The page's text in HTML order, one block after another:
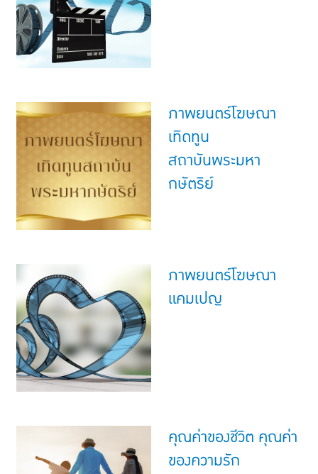
TL Learning Center
ภาพยนตร์โฆษณา
เทิดทูน
สถาบันพระมหา
กษัตริย์
ภาพยนตร์โฆษณา
แคมเปญ
คุณค่าของชีวิต คุณค่า
ของความรัก